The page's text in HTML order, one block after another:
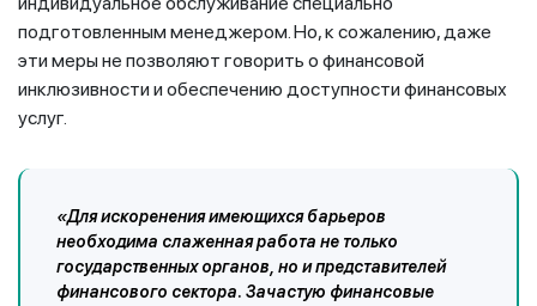
подготовленным менеджером. Но, к сожалению, даже
эти меры не позволяют говорить о финансовой
инклюзивности и обеспечению доступности финансовых
услуг.
«Для искоренения имеющихся барьеров
необходима слаженная работа не только
государственных органов, но и представителей
финансового сектора. Зачастую финансовые